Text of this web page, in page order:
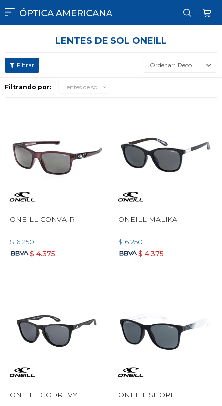

LENTES DE SOL ONEILL
Recomendados
Filtrando por: Lentes de sol
ONEILL CONVAIR
$ 6.250
$ 4.375
ONEILL MALIKA
$ 6.250
$ 4.375
ONEILL GODREVY ONEILL SHORE